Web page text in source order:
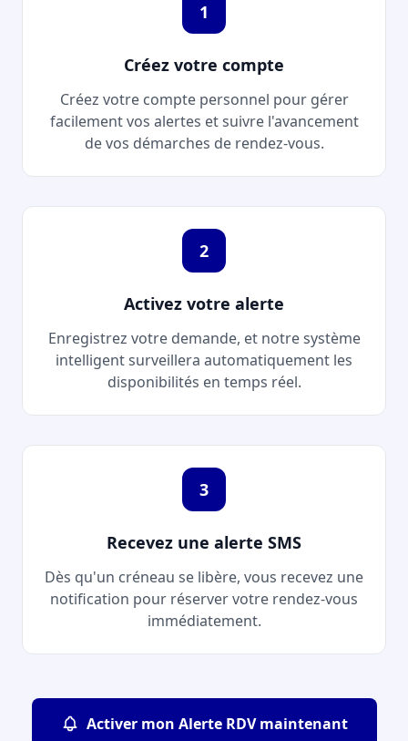
1
Créez votre compte
Créez votre compte personnel pour gérer
facilement vos alertes et suivre l'avancement
de vos démarches de rendez-vous.
2
Activez votre alerte
Enregistrez votre demande, et notre système
intelligent surveillera automatiquement les
disponibilités en temps réel.
3
Recevez une alerte SMS
Dès qu'un créneau se libère, vous recevez une
notification pour réserver votre rendez-vous
immédiatement.
Activer mon Alerte RDV maintenant